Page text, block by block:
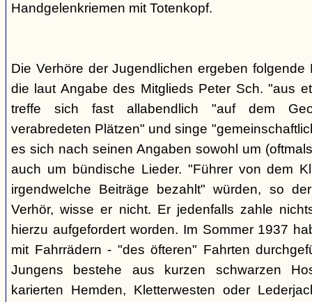
Handgelenkriemen mit Totenkopf.
Die Verhöre der Jugendlichen ergeben folgende
die laut Angabe des Mitglieds Peter Sch. "aus
treffe sich fast allabendlich "auf dem
verabredeten Plätzen" und singe
es sich nach seinen Angaben sowohl um
auch um bündische Lieder. "Führer von dem
irgendwelche Beiträge bezahlt" würden, so
Verhör, wisse er nicht. Er jedenfalls zahle
hierzu aufgefordert worden. Im Sommer 1937
mit Fahrrädern - "des öfteren" Fahrten
Jungens bestehe aus kurzen schwarzen
karierten Hemden, Kletterwesten oder